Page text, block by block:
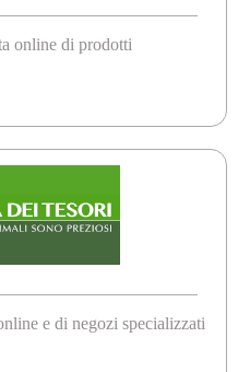
online di prodotti
e di negozi specializzati